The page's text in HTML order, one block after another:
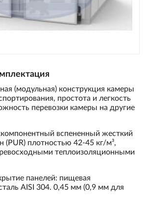
(модульная) конструкция камеры
простота и легкость
перевозки камеры на другие
вспененный жесткий
(PUR) плотностью 42-45 кг/м³,
теплоизоляционными
панелей: пищевая
AISI 304. 0,45 мм (0,9 мм для